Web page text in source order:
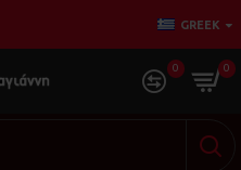
GREEK
0 0